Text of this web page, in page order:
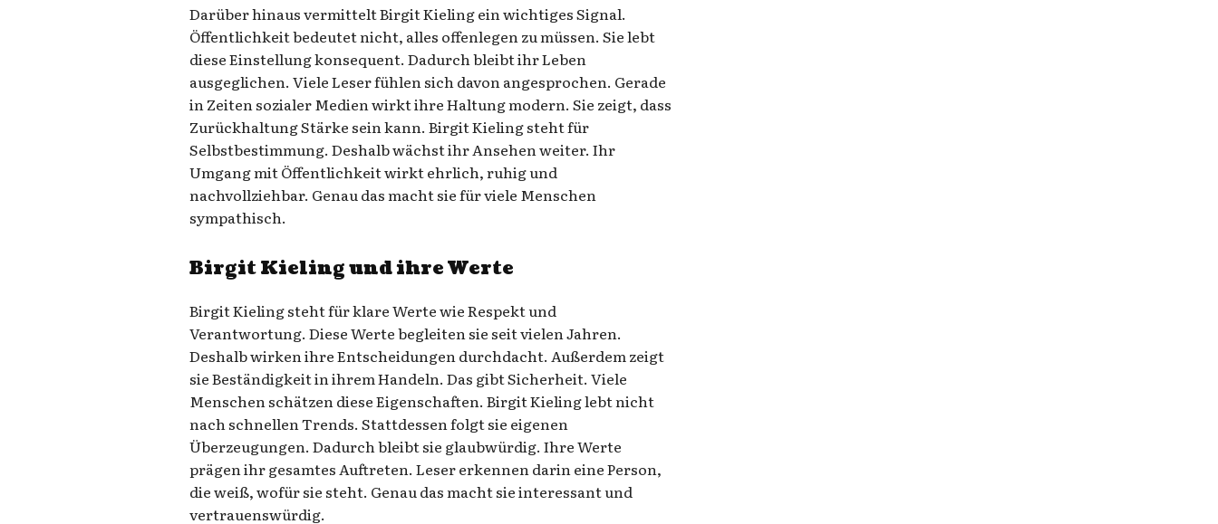
Darüber hinaus vermittelt Birgit Kieling ein wichtiges Signal.
Öffentlichkeit bedeutet nicht, alles offenlegen zu müssen. Sie lebt
diese Einstellung konsequent. Dadurch bleibt ihr Leben
ausgeglichen. Viele Leser fühlen sich davon angesprochen. Gerade
in Zeiten sozialer Medien wirkt ihre Haltung modern. Sie zeigt, dass
Zurückhaltung Stärke sein kann. Birgit Kieling steht für
Selbstbestimmung. Deshalb wächst ihr Ansehen weiter. Ihr
Umgang mit Öffentlichkeit wirkt ehrlich, ruhig und
nachvollziehbar. Genau das macht sie für viele Menschen
sympathisch.
Birgit Kieling und ihre Werte
Birgit Kieling steht für klare Werte wie Respekt und
Verantwortung. Diese Werte begleiten sie seit vielen Jahren.
Deshalb wirken ihre Entscheidungen durchdacht. Außerdem zeigt
sie Beständigkeit in ihrem Handeln. Das gibt Sicherheit. Viele
Menschen schätzen diese Eigenschaften. Birgit Kieling lebt nicht
nach schnellen Trends. Stattdessen folgt sie eigenen
Überzeugungen. Dadurch bleibt sie glaubwürdig. Ihre Werte
prägen ihr gesamtes Auftreten. Leser erkennen darin eine Person,
die weiß, wofür sie steht. Genau das macht sie interessant und
vertrauenswürdig.